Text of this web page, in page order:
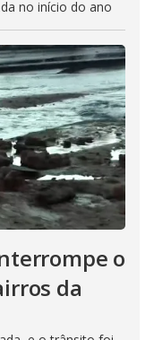
no início do ano
o
da